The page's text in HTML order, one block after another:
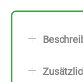
Reichhaltig
Menge